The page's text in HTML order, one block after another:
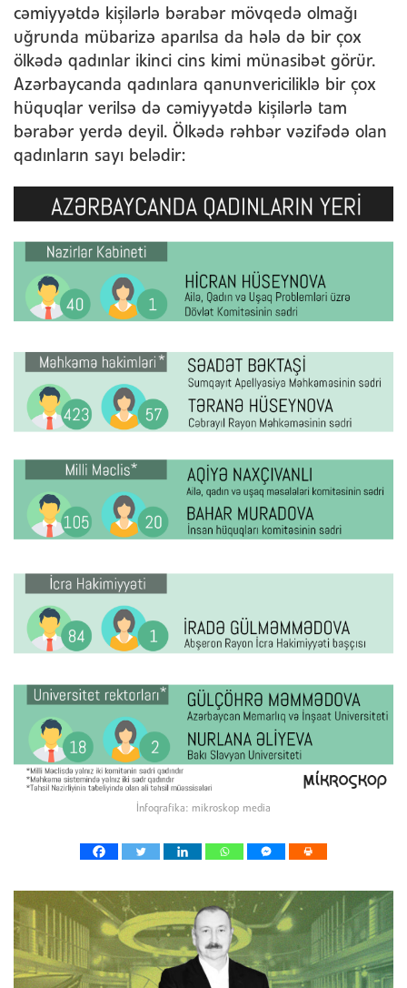
cəmiyyətdə kişilərlə bərabər mövqedə olmağı
uğrunda mübarizə aparılsa da hələ də bir çox
ölkədə qadınlar ikinci cins kimi münasibət görür.
Azərbaycanda qadınlara qanunvericiliklə bir çox
hüquqlar verilsə də cəmiyyətdə kişilərlə tam
bərabər yerdə deyil. Ölkədə rəhbər vəzifədə olan
qadınların sayı belədir:
İnfoqrafika: mikroskop media